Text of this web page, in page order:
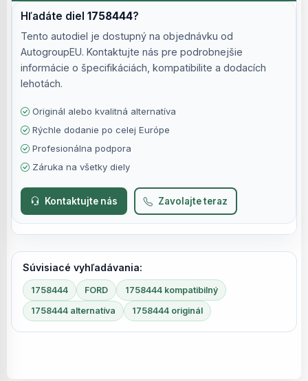
Hľadáte diel1758444?
Tento autodiel je dostupný na objednávku od
AutogroupEU. Kontaktujte nás pre podrobnejšie
informácie o špecifikáciách, kompatibilite a dodacích
lehotách.
Originál alebo kvalitná alternatíva
Rýchle dodanie po celej Európe
Profesionálna podpora
Záruka na všetky diely
Kontaktujte nás Zavolajte teraz
Súvisiacé vyhľadávania:
1758444 FORD 1758444 kompatibilný
1758444 alternatíva 1758444 originál